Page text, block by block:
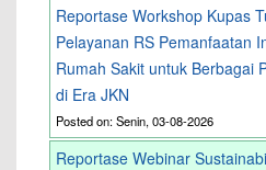
Reportase Workshop Kupas
Pelayanan RS Pemanfaatan
Rumah Sakit untuk Berbagai
di Era JKN
Posted on: Senin, 03-08-2026
Reportase Webinar